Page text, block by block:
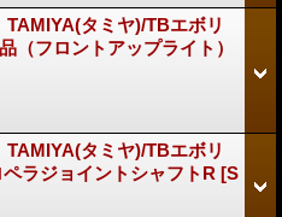
TAMIYA(タミヤ)/TBエボリ
（フロントアップライト）
TAMIYA(タミヤ)/TBエボリ
ラジョイントシャフトR [S